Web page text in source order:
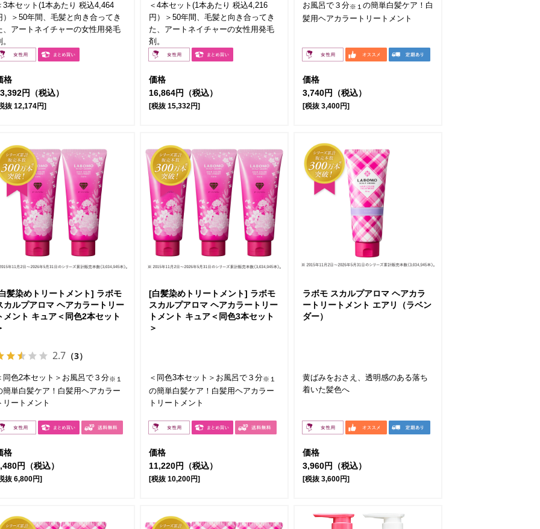
3本セット(1本あたり 税込4,464
）＞50年間、毛髪と向き合ってき
、アートネイチャーの女性用発毛
格
円（税込）
抜 12,174円]
＜4本セット(1本あたり 税込4,216
円）＞50年間、毛髪と向き合ってき
た、アートネイチャーの女性用発毛
剤。
価格
16,864円（税込）
[税抜 15,332円]
お風呂で３分※１ の簡単白髪ケア！白
髪用ヘアカラートリートメント
価格
3,740円（税込）
[税抜 3,400円]
髪染めトリートメント] ラボモ
カルプアロマ ヘアカラートリー
メント キュア＜同色2本セット
2.7 （3）
同色2本セット＞お風呂で３分※１
簡単白髪ケア！白髪用ヘアカラー
リートメント
格
円（税込）
抜 6,800円]
[白髪染めトリートメント] ラボモ
スカルプアロマ ヘアカラートリー
トメント キュア＜同色3本セット
＞
＜同色3本セット＞お風呂で３分※１
の簡単白髪ケア！白髪用ヘアカラー
トリートメント
価格
11,220円（税込）
[税抜 10,200円]
ラボモ スカルプアロマ ヘアカラ
ートリートメント エアリ（ラベン
ダー）
黄ばみをおさえ、透明感のある落ち
着いた髪色へ
価格
3,960円（税込）
[税抜 3,600円]